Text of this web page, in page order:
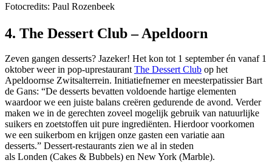
Fotocredits: Paul Rozenbeek
4. The Dessert Club – Apeldoorn
Zeven gangen desserts? Jazeker! Het kon tot 1 september én vanaf 1
oktober weer in pop-uprestaurantThe Dessert Club op het
Apeldoornse Zwitsalterrein. Initiatiefnemer en meesterpatissier Bart
de Gans: “De desserts bevatten voldoende hartige elementen
waardoor we een juiste balans creëren gedurende de avond. Verder
maken we in de gerechten zoveel mogelijk gebruik van natuurlijke
suikers en zoetstoffen uit pure ingrediënten. Hierdoor voorkomen
we een suikerbom en krijgen onze gasten een variatie aan
desserts.” Dessert-restaurants zien we al in steden
als Londen (Cakes & Bubbels) en New York (Marble).